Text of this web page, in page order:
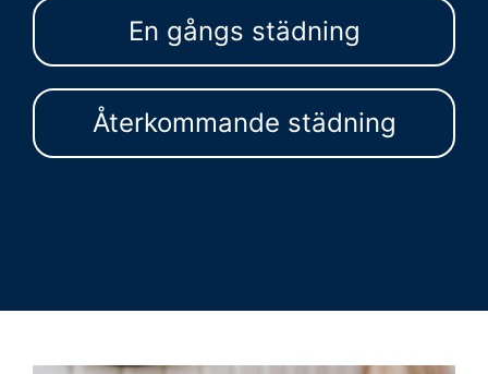
En gångs städning
Återkommande städning